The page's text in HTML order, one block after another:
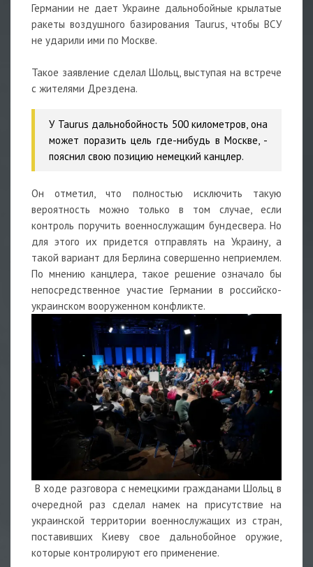
Германии не дает Украине дальнобойные крылатые
ракеты воздушного базирования Taurus, чтобы ВСУ
не ударили ими по Москве.
Такое заявление сделал Шольц, выступая на встрече
с жителями Дрездена.
У Taurus дальнобойность 500 километров, она
может поразить цель где-нибудь в Москве, -
пояснил свою позицию немецкий канцлер.
Он отметил, что полностью исключить такую
вероятность можно только в том случае, если
контроль поручить военнослужащим бундесвера. Но
для этого их придется отправлять на Украину, а
такой вариант для Берлина совершенно неприемлем.
По мнению канцлера, такое решение означало бы
непосредственное участие Германии в российско-
украинском вооруженном конфликте.
В ходе разговора с немецкими гражданами Шольц в
очередной раз сделал намек на присутствие на
украинской территории военнослужащих из стран,
поставивших Киеву свое дальнобойное оружие,
которые контролируют его применение.